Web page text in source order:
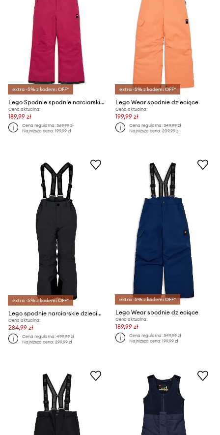
extra -5% z kodem: OFF*
Lego Spodnie spodnie narciarskie dziecięce
Cena aktualna:
189,99 zł
Cena regularna:369,99 zł
Najniższa cena:199,99 zł
extra -5% z kodem: OFF*
Lego Wear spodnie dziecięce
Cena aktualna:
199,99 zł
Cena regularna:349,99 zł
Najniższa cena:209,99 zł
extra -5% z kodem: OFF*
Lego spodnie narciarskie dziecięce
Cena aktualna:
284,99 zł
Cena regularna:499,99 zł
Najniższa cena:299,99 zł
extra -5% z kodem: OFF*
Lego Wear spodnie dziecięce
Cena aktualna:
189,99 zł
Cena regularna:349,99 zł
Najniższa cena:199,99 zł